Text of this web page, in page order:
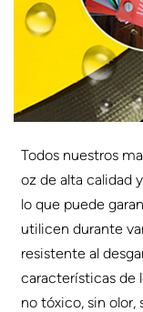
Todos nuestros
oz de alta calidad
lo que puede
utilicen durante
resistente al
características de
no tóxico, sin olor,